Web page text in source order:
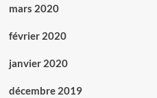
mars 2020
février 2020
janvier 2020
décembre 2019